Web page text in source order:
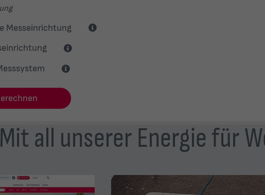
Mit all unserer Energie für